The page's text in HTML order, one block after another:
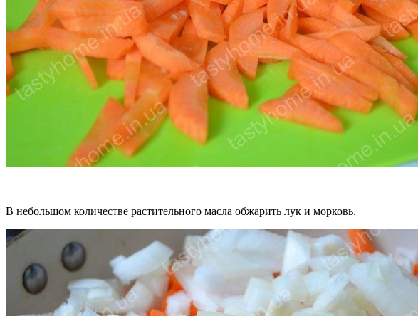
В небольшом количестве растительного масла обжарить лук и морковь.